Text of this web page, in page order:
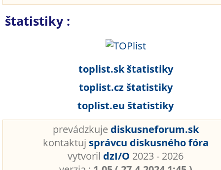
štatistiky :
toplist.sk štatistiky
toplist.cz štatistiky
toplist.eu štatistiky
prevádzkuje diskusneforum.sk
kontaktuj správcu diskusného fóra
vytvoril dzI/O 2023 - 2026